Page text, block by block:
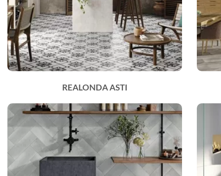
REALONDA ASTI